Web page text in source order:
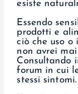
esiste
Essendo
prodotti e
ciò che uso o
non avrei
Consultando
forum in cui
stessi sintomi.